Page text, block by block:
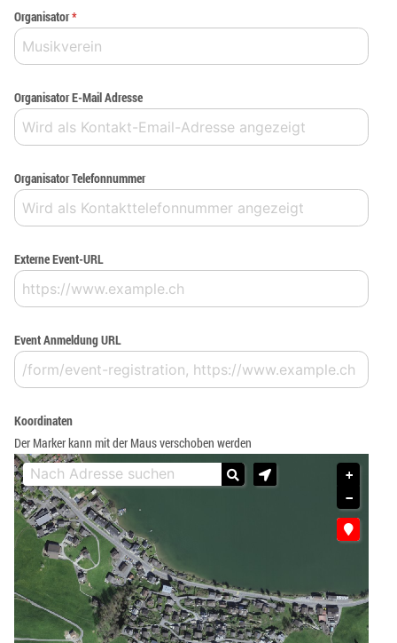
Organisator*
Organisator E-Mail Adresse
Organisator Telefonnummer
Externe Event-URL
Event Anmeldung URL
Koordinaten
Der Marker kann mit der Maus verschoben werden
+
−